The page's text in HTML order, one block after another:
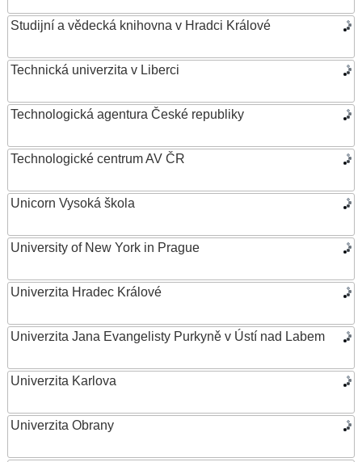
Studijní a vědecká knihovna v Hradci Králové
Technická univerzita v Liberci
Technologická agentura České republiky
Technologické centrum AV ČR
Unicorn Vysoká škola
University of New York in Prague
Univerzita Hradec Králové
Univerzita Jana Evangelisty Purkyně v Ústí nad Labem
Univerzita Karlova
Univerzita Obrany